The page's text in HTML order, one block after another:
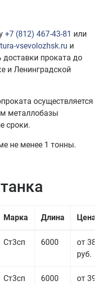
+7 (812) 467-43-81 или
vsevolozhsk.ru и
доставки проката до
и Ленинградской
осуществляется
металлобазы
сроки.
не менее 1 тонны.
Марка Длина Цена
Ст3сп 6000
от 38
руб.
Ст3сп 6000
от 39